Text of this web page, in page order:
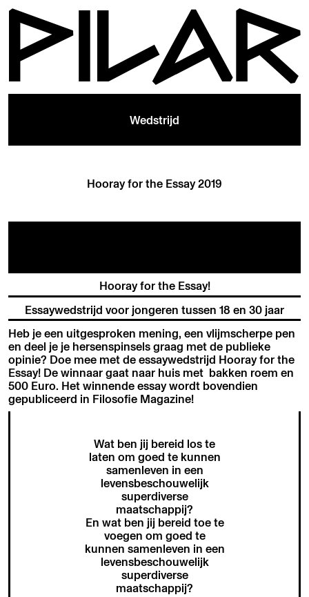
Wedstrijd
Hooray for the Essay 2019
Hooray for the Essay!
Essaywedstrijd voor jongeren tussen 18 en 30 jaar
Heb je een uitgesproken mening, een vlijmscherpe pen
en deel je je hersenspinsels graag met de publieke
opinie? Doe mee met de essaywedstrijd Hooray for the
Essay! De winnaar gaat naar huis met bakken roem en
500 Euro. Het winnende essay wordt bovendien
gepubliceerd in Filosofie Magazine!
Wat ben jij bereid los te
laten om goed te kunnen
samenleven in een
levensbeschouwelijk
superdiverse
maatschappij?
En wat ben jij bereid toe te
voegen om goed te
kunnen samenleven in een
levensbeschouwelijk
superdiverse
maatschappij?